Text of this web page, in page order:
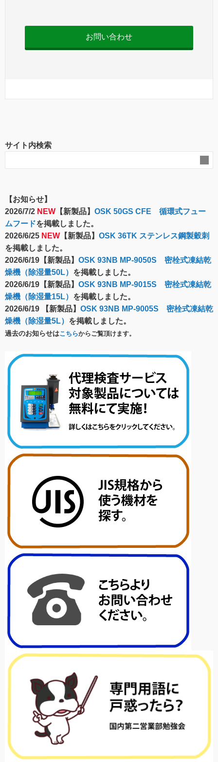
a
sl
お問い合わせ
サイト内検索
【お知らせ】
2026/7/2 NEW 【新製品】 OSK 50GS CFE 循環式フュー
ムフードを掲載しました。
2026/6/25 NEW 【新製品】 OSK 36TK ステンレス鋼製穀刺
を掲載しました。
2026/6/19【新製品】 OSK 93NB MP-9050S 密栓式凍結乾
燥機（除湿量50L） を掲載しました。
2026/6/19【新製品】 OSK 93NB MP-9015S 密栓式凍結乾
燥機（除湿量15L） を掲載しました。
2026/6/19 【新製品】 OSK 93NB MP-9005S 密栓式凍結乾
燥機（除湿量5L） を掲載しました。
過去のお知らせはこちらからご覧頂けます。